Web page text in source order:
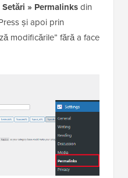
Setări » Permalinksdin
și apoi prin
modificările” fără a face